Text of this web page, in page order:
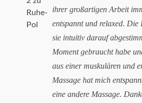
ihrer großartigen Arbeit
entspannt und relaxed. Die
sie intuitiv darauf
Moment gebraucht habe
aus einer muskulären und
Massage hat mich
eine andere Massage.